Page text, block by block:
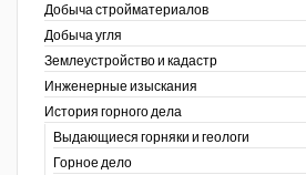
Добыча стройматериалов
Добыча угля
Землеустройство и кадастр
Инженерные изыскания
История горного дела
Выдающиеся горняки и геологи
Горное дело
PWC